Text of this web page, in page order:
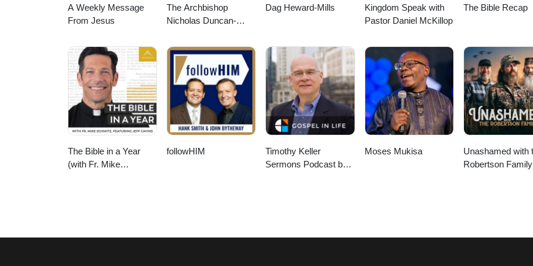
A Weekly Message
From Jesus
The Archbishop
Nicholas Duncan-
Dag Heward-Mills
Kingdom Speak with
Pastor Daniel McKillop
The Bible Recap
The Bible in a Year
(with Fr. Mike
followHIM
Timothy Keller
Sermons Podcast by
Moses Mukisa
Unashamed with
Robertson Family